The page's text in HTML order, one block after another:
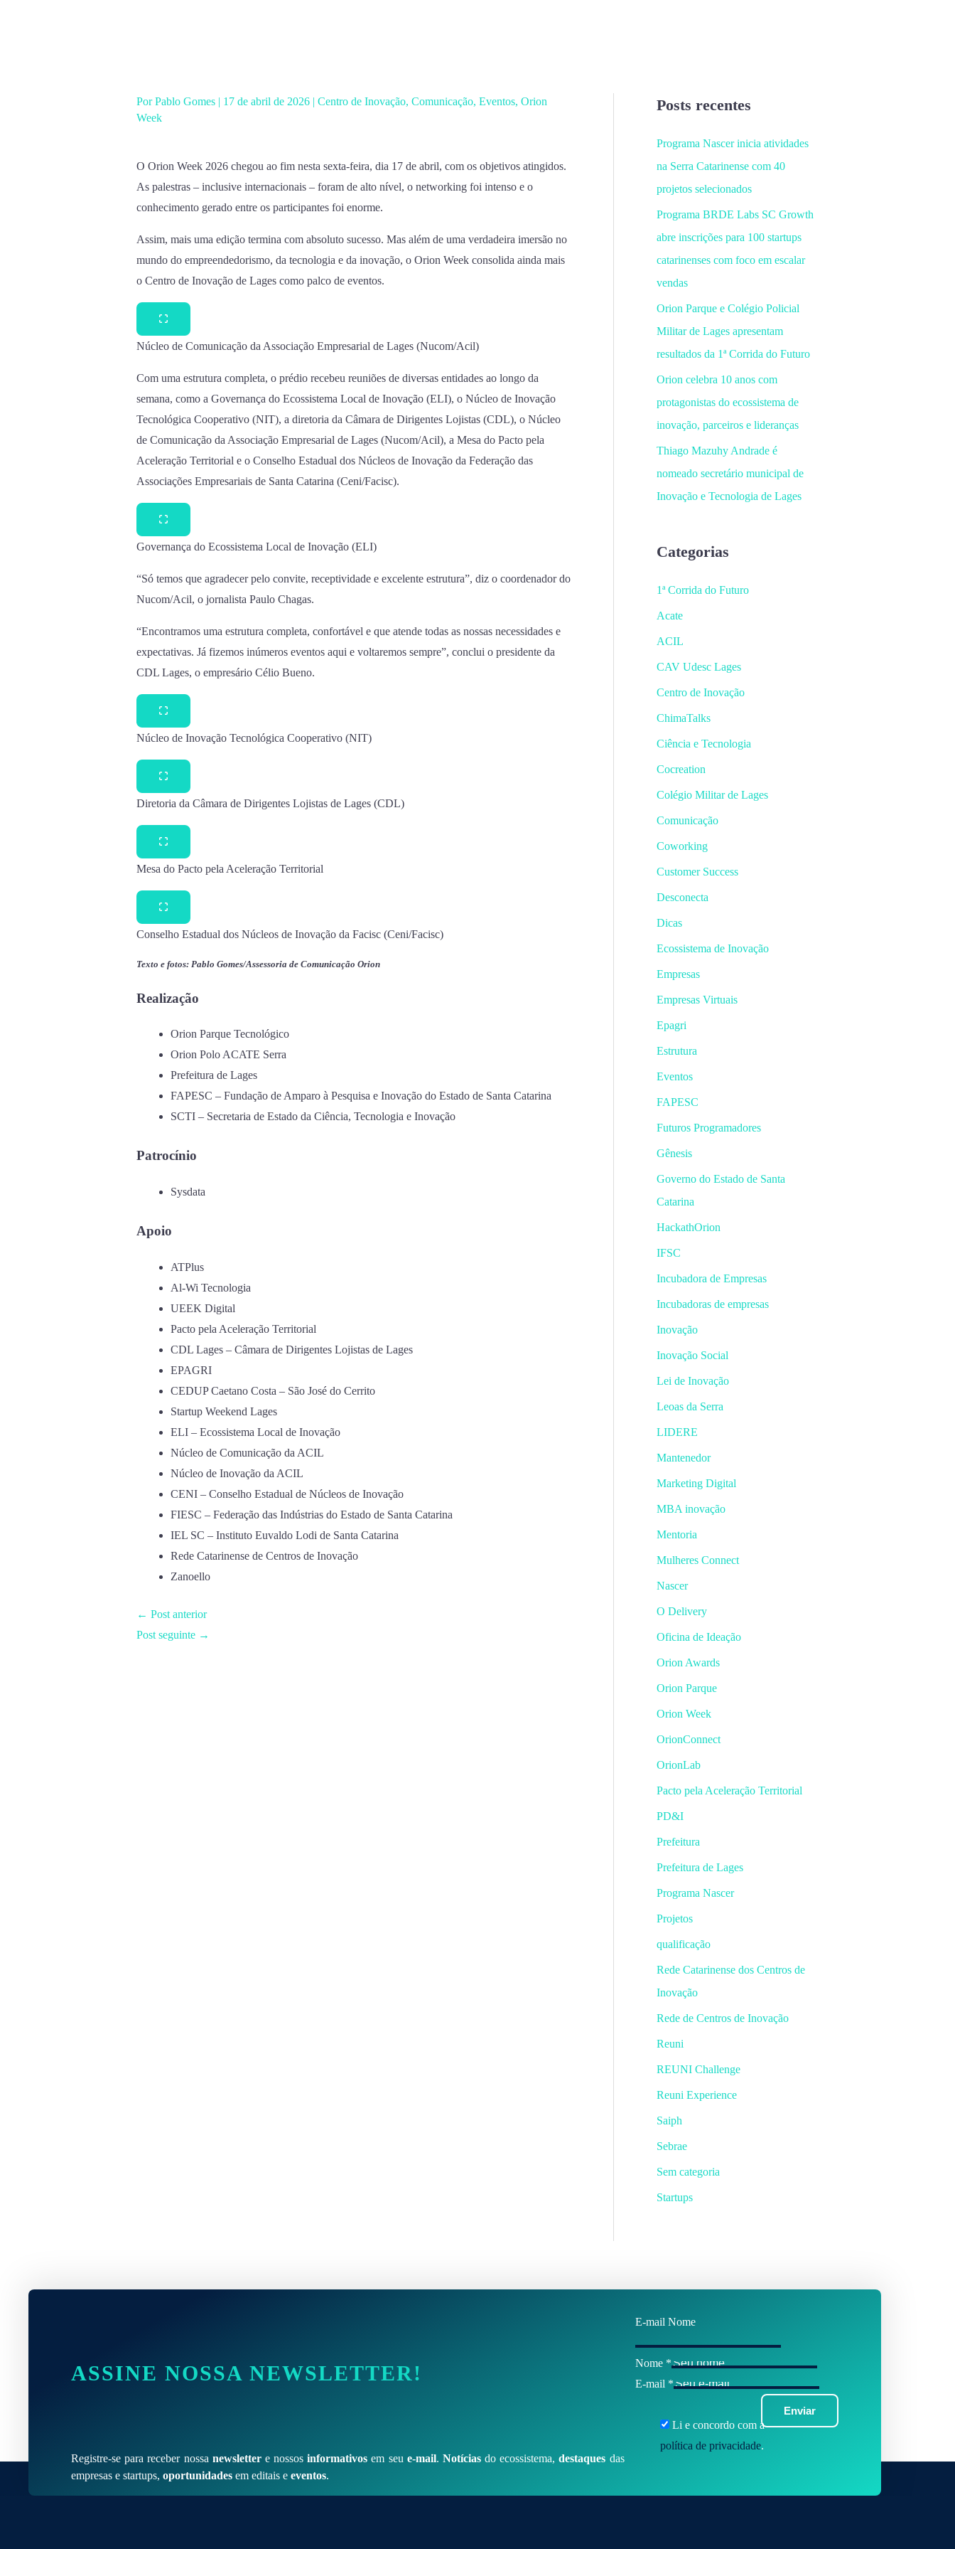
PorPablo Gomes | 17 de abril de 2026 | Centro de Inovação, Comunicação, Eventos, Orion
Week
O Orion Week 2026 chegou ao fim nesta sexta-feira, dia 17 de abril, com os objetivos atingidos.
As palestras – inclusive internacionais – foram de alto nível, o networking foi intenso e o
conhecimento gerado entre os participantes foi enorme.
Assim, mais uma edição termina com absoluto sucesso. Mas além de uma verdadeira imersão no
mundo do empreendedorismo, da tecnologia e da inovação, o Orion Week consolida ainda mais
o Centro de Inovação de Lages como palco de eventos.
Núcleo de Comunicação da Associação Empresarial de Lages (Nucom/Acil)
Com uma estrutura completa, o prédio recebeu reuniões de diversas entidades ao longo da
semana, como a Governança do Ecossistema Local de Inovação (ELI), o Núcleo de Inovação
Tecnológica Cooperativo (NIT), a diretoria da Câmara de Dirigentes Lojistas (CDL), o Núcleo
de Comunicação da Associação Empresarial de Lages (Nucom/Acil), a Mesa do Pacto pela
Aceleração Territorial e o Conselho Estadual dos Núcleos de Inovação da Federação das
Associações Empresariais de Santa Catarina (Ceni/Facisc).
Governança do Ecossistema Local de Inovação (ELI)
“Só temos que agradecer pelo convite, receptividade e excelente estrutura”, diz o coordenador do
Nucom/Acil, o jornalista Paulo Chagas.
“Encontramos uma estrutura completa, confortável e que atende todas as nossas necessidades e
expectativas. Já fizemos inúmeros eventos aqui e voltaremos sempre”, conclui o presidente da
CDL Lages, o empresário Célio Bueno.
Núcleo de Inovação Tecnológica Cooperativo (NIT)
Diretoria da Câmara de Dirigentes Lojistas de Lages (CDL)
Mesa do Pacto pela Aceleração Territorial
Conselho Estadual dos Núcleos de Inovação da Facisc (Ceni/Facisc)
Texto e fotos: Pablo Gomes/Assessoria de Comunicação Orion
Realização
Orion Parque Tecnológico
Orion Polo ACATE Serra
Prefeitura de Lages
FAPESC – Fundação de Amparo à Pesquisa e Inovação do Estado de Santa Catarina
SCTI – Secretaria de Estado da Ciência, Tecnologia e Inovação
Patrocínio
Sysdata
Apoio
ATPlus
Al-Wi Tecnologia
UEEK Digital
Pacto pela Aceleração Territorial
CDL Lages – Câmara de Dirigentes Lojistas de Lages
EPAGRI
CEDUP Caetano Costa – São José do Cerrito
Startup Weekend Lages
ELI – Ecossistema Local de Inovação
Núcleo de Comunicação da ACIL
Núcleo de Inovação da ACIL
CENI – Conselho Estadual de Núcleos de Inovação
FIESC – Federação das Indústrias do Estado de Santa Catarina
IEL SC – Instituto Euvaldo Lodi de Santa Catarina
Rede Catarinense de Centros de Inovação
Zanoello
← Post anterior
Post seguinte →
Posts recentes
Programa Nascer inicia atividades
na Serra Catarinense com 40
projetos selecionados
Programa BRDE Labs SC Growth
abre inscrições para 100 startups
catarinenses com foco em escalar
vendas
Orion Parque e Colégio Policial
Militar de Lages apresentam
resultados da 1ª Corrida do Futuro
Orion celebra 10 anos com
protagonistas do ecossistema de
inovação, parceiros e lideranças
Thiago Mazuhy Andrade é
nomeado secretário municipal de
Inovação e Tecnologia de Lages
Categorias
1ª Corrida do Futuro
Acate
ACIL
CAV Udesc Lages
Centro de Inovação
ChimaTalks
Ciência e Tecnologia
Cocreation
Colégio Militar de Lages
Comunicação
Coworking
Customer Success
Desconecta
Dicas
Ecossistema de Inovação
Empresas
Empresas Virtuais
Epagri
Estrutura
Eventos
FAPESC
Futuros Programadores
Gênesis
Governo do Estado de Santa
Catarina
HackathOrion
IFSC
Incubadora de Empresas
Incubadoras de empresas
Inovação
Inovação Social
Lei de Inovação
Leoas da Serra
LIDERE
Mantenedor
Marketing Digital
MBA inovação
Mentoria
Mulheres Connect
Nascer
O Delivery
Oficina de Ideação
Orion Awards
Orion Parque
Orion Week
OrionConnect
OrionLab
Pacto pela Aceleração Territorial
PD&I
Prefeitura
Prefeitura de Lages
Programa Nascer
Projetos
qualificação
Rede Catarinense dos Centros de
Inovação
Rede de Centros de Inovação
Reuni
REUNI Challenge
Reuni Experience
Saiph
Sebrae
Sem categoria
Startups
ASSINE NOSSA NEWSLETTER!
Registre-se para receber nossa newslettere nossosinformativos em seu e-mail. Notíciasdo ecossistema,destaques das
empresas e startups, oportunidades em editais e eventos.
E-mail Nome
Nome *
E-mail *
Enviar
Li e concordo com a
política de privacidade.